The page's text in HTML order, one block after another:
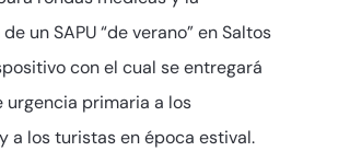
un SAPU “de verano” en Saltos
con el cual se entregará
urgencia primaria a los
a los turistas en época estival.